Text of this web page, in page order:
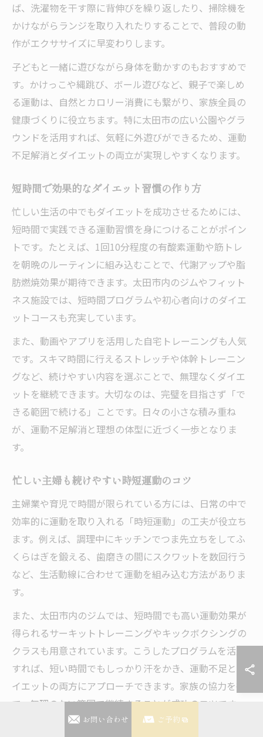
ば、洗濯物を干す際に背伸びを繰り返したり、掃除機を
かけながらランジを取り入れたりすることで、普段の動
作がエクササイズに早変わりします。
子どもと一緒に遊びながら身体を動かすのもおすすめで
す。かけっこや縄跳び、ボール遊びなど、親子で楽しめ
る運動は、自然とカロリー消費にも繋がり、家族全員の
健康づくりに役立ちます。特に太田市の広い公園やグラ
ウンドを活用すれば、気軽に外遊びができるため、運動
不足解消とダイエットの両立が実現しやすくなります。
短時間で効果的なダイエット習慣の作り方
忙しい生活の中でもダイエットを成功させるためには、
短時間で実践できる運動習慣を身につけることがポイン
トです。たとえば、1回10分程度の有酸素運動や筋トレ
を朝晩のルーティンに組み込むことで、代謝アップや脂
肪燃焼効果が期待できます。太田市内のジムやフィット
ネス施設では、短時間プログラムや初心者向けのダイエ
ットコースも充実しています。
また、動画やアプリを活用した自宅トレーニングも人気
です。スキマ時間に行えるストレッチや体幹トレーニン
グなど、続けやすい内容を選ぶことで、無理なくダイエ
ットを継続できます。大切なのは、完璧を目指さず「で
きる範囲で続ける」ことです。日々の小さな積み重ね
が、運動不足解消と理想の体型に近づく一歩となりま
す。
忙しい主婦も続けやすい時短運動のコツ
主婦業や育児で時間が限られている方には、日常の中で
効率的に運動を取り入れる「時短運動」の工夫が役立ち
ます。例えば、調理中にキッチンでつま先立ちをしてふ
くらはぎを鍛える、歯磨きの間にスクワットを数回行う
など、生活動線に合わせて運動を組み込む方法がありま
す。
また、太田市内のジムでは、短時間でも高い運動効果が
得られるサーキットトレーニングやキックボクシングの
クラスも用意されています。こうしたプログラムを活用
すれば、短い時間でもしっかり汗をかき、運動不足とダ
イエットの両方にアプローチできます。家族の協力を得
て、無理のない範囲で継続することが成功のコツです。
お問い合わせ ご予約